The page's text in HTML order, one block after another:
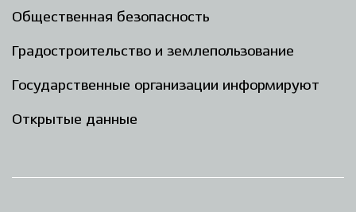
Общественная безопасность
Градостроительство и землепользование
Государственные организации информируют
Открытые данные